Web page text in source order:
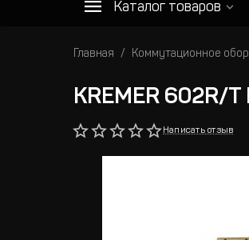
Каталог товаров
Главная Коммутационное
KREMER 602R/
Написать отзыв